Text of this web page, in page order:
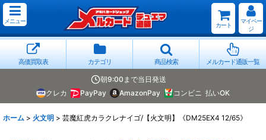
メニュー
カート
マイペー
ジ
高価買取表 カテゴリ 商品検索 メルカード通販一覧
朝9:00まで当日発送
クレカ
PayPay AmazonPay コンビニ 払いOK
ホーム > 火文明 > 芸魔紅虎カラクレナイゴ/【火文明】《DM25EX4 12/65》